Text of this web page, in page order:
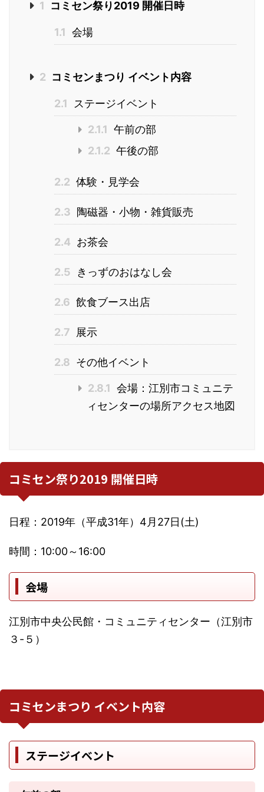
1 コミセン祭り2019 開催日時
1.1 会場
2 コミセンまつり イベント内容
2.1 ステージイベント
2.1.1 午前の部
2.1.2 午後の部
2.2 体験・見学会
2.3 陶磁器・小物・雑貨販売
2.4 お茶会
2.5 きっずのおはなし会
2.6 飲食ブース出店
2.7 展示
2.8 その他イベント
2.8.1 会場：江別市コミュニテ
ィセンターの場所アクセス地図
コミセン祭り2019 開催日時
日程：2019年（平成31年）4月27日(土)
時間：10:00～16:00
会場
江別市中央公民館・コミュニティセンター（江別市
３-５）
コミセンまつり イベント内容
ステージイベント